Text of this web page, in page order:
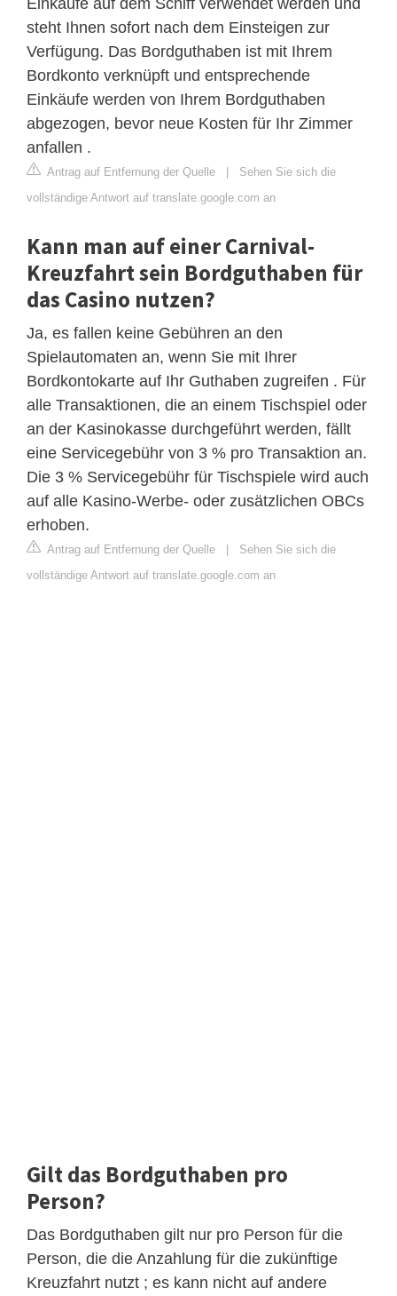
steht Ihnen sofort nach dem Einsteigen zur
Verfügung. Das Bordguthaben ist mit Ihrem
Bordkonto verknüpft und entsprechende
Einkäufe werden von Ihrem Bordguthaben
abgezogen, bevor neue Kosten für Ihr Zimmer
anfallen .
Antrag auf Entfernung der Quelle | Sehen Sie sich die
vollständige Antwort auf translate.google.com an
Kann man auf einer Carnival-
Kreuzfahrt sein Bordguthaben für
das Casino nutzen?
Ja, es fallen keine Gebühren an den
Spielautomaten an, wenn Sie mit Ihrer
Bordkontokarte auf Ihr Guthaben zugreifen . Für
alle Transaktionen, die an einem Tischspiel oder
an der Kasinokasse durchgeführt werden, fällt
eine Servicegebühr von 3 % pro Transaktion an.
Die 3 % Servicegebühr für Tischspiele wird auch
auf alle Kasino-Werbe- oder zusätzlichen OBCs
erhoben.
Antrag auf Entfernung der Quelle | Sehen Sie sich die
vollständige Antwort auf translate.google.com an
Gilt das Bordguthaben pro
Person?
Das Bordguthaben gilt nur pro Person für die
Person, die die Anzahlung für die zukünftige
Kreuzfahrt nutzt ; es kann nicht auf andere